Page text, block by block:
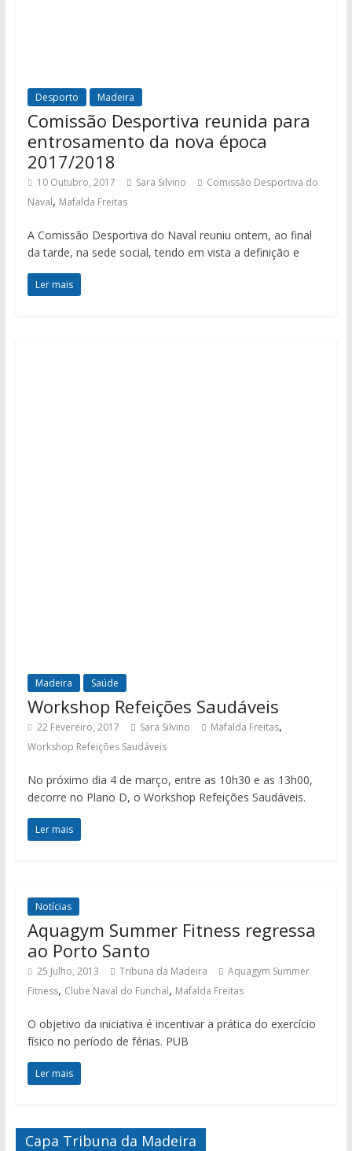
Desporto Madeira
Comissão Desportiva reunida para
entrosamento da nova época
2017/2018
10 Outubro, 2017 Sara Silvino
Comissão Desportiva do
Naval, Mafalda Freitas
A Comissão Desportiva do Naval reuniu ontem, ao final
da tarde, na sede social, tendo em vista a definição e
Ler mais
Madeira Saúde
Workshop Refeições Saudáveis
22 Fevereiro, 2017 Sara Silvino Mafalda Freitas,
Workshop Refeições Saudáveis
No próximo dia 4 de março, entre as 10h30 e as 13h00,
decorre no Plano D, o Workshop Refeições Saudáveis.
Ler mais
Notícias
Aquagym Summer Fitness regressa
ao Porto Santo
25 Julho, 2013 Tribuna da Madeira
Aquagym Summer
Fitness, Clube Naval do Funchal, Mafalda Freitas
O objetivo da iniciativa é incentivar a prática do exercício
físico no período de férias. PUB
Ler mais
Capa Tribuna da Madeira